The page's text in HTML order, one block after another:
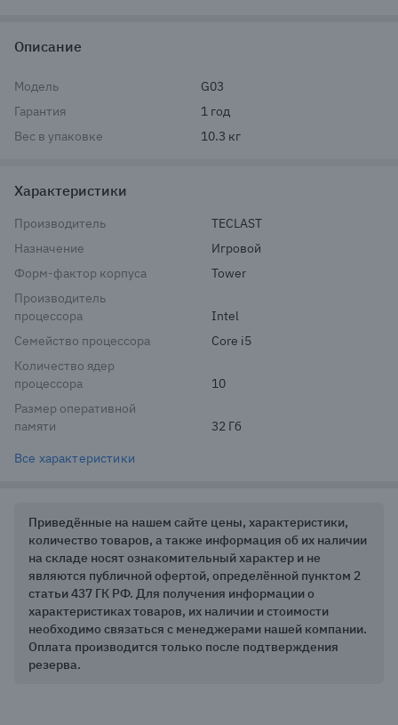
Описание
Модель
G03
Гарантия
1 год
Вес в упаковке
10.3 кг
Характеристики
Производитель
TECLAST
Назначение
Игровой
Форм-фактор корпуса
Tower
Производитель
процессора
Intel
Семейство процессора
Core i5
Количество ядер
процессора
10
Размер оперативной
памяти
32 Гб
Все характеристики
Приведённые на нашем сайте цены, характеристики,
количество товаров, а также информация об их наличии
на складе носят ознакомительный характер и не
являются публичной офертой, определённой пунктом 2
статьи 437 ГК РФ. Для получения информации о
характеристиках товаров, их наличии и стоимости
необходимо связаться с менеджерами нашей компании.
Оплата производится только после подтверждения
резерва.